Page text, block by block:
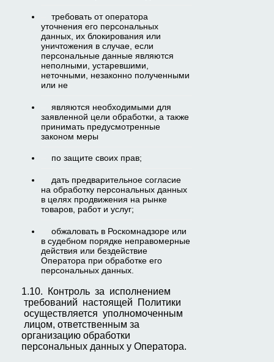
требовать от оператора
уточнения его персональных
данных, их блокирования или
уничтожения в случае, если
персональные данные являются
неполными, устаревшими,
неточными, незаконно полученными
или не
являются необходимыми для
заявленной цели обработки, а также
принимать предусмотренные
законом меры
по защите своих прав;
дать предварительное согласие
на обработку персональных данных
в целях продвижения на рынке
товаров, работ и услуг;
обжаловать в Роскомнадзоре или
в судебном порядке неправомерные
действия или бездействие
Оператора при обработке его
персональных данных.
1.10. Контроль за исполнением
требований настоящей Политики
осуществляется уполномоченным
лицом, ответственным за
организацию обработки
персональных данных у Оператора.